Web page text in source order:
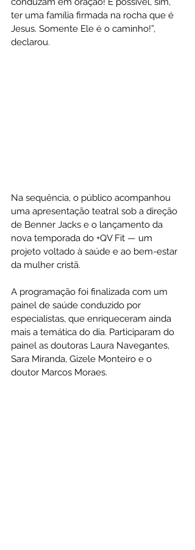
ter uma família firmada na rocha que é
Jesus. Somente Ele é o caminho!”,
declarou.
Na sequência, o público acompanhou
uma apresentação teatral sob a direção
de Benner Jacks e o lançamento da
nova temporada do +QV Fit — um
projeto voltado à saúde e ao bem-estar
da mulher cristã.
A programação foi finalizada com um
painel de saúde conduzido por
especialistas, que enriqueceram ainda
mais a temática do dia. Participaram do
painel as doutoras Laura Navegantes,
Sara Miranda, Gizele Monteiro e o
doutor Marcos Moraes.